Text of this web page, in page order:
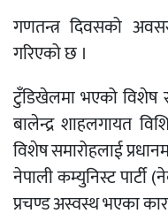
गणतन्त्र दिवसको
गरिएको छ ।
टुँडिखेलमा भएको विशेष
बालेन्द्र शाहलगायत
विशेष समारोहलाई
नेपाली कम्युनिस्ट
प्रचण्ड अस्वस्थ भएका